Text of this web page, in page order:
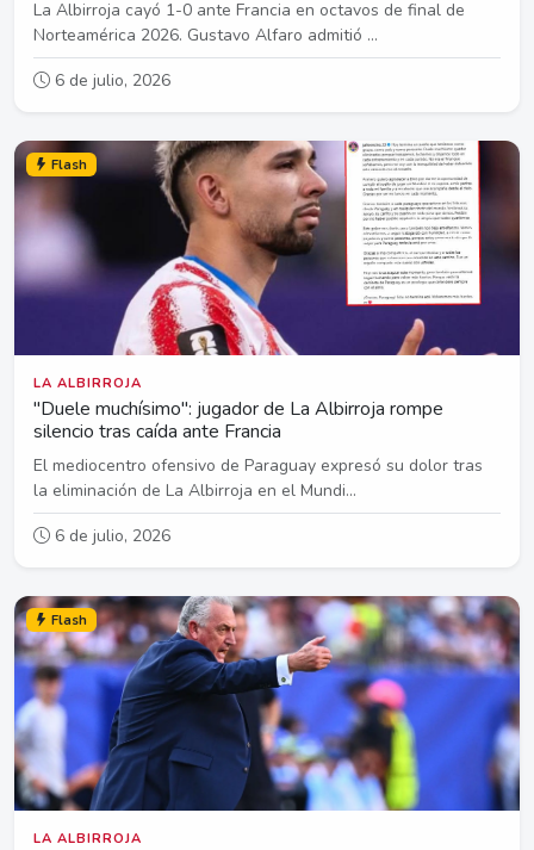
La Albirroja cayó 1-0 ante Francia en octavos de final de
Norteamérica 2026. Gustavo Alfaro admitió ...
6 de julio, 2026
Flash
LA ALBIRROJA
"Duele muchísimo": jugador de La Albirroja rompe
silencio tras caída ante Francia
El mediocentro ofensivo de Paraguay expresó su dolor tras
la eliminación de La Albirroja en el Mundi...
6 de julio, 2026
Flash
LA ALBIRROJA